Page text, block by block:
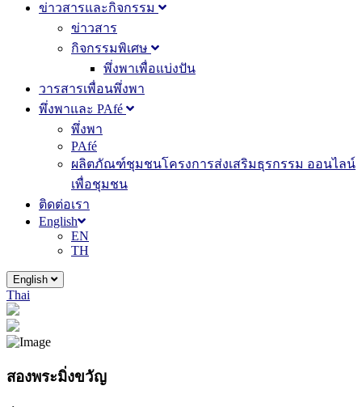
ข่าวสารและกิจกรรม
ข่าวสาร
กิจกรรมพิเศษ
พึ่งพาเพื่อแบ่งปัน
วารสารเพื่อนพึ่งพา
พึ่งพาและ PAfé
พึ่งพา
PAfé
ผลิตภัณฑ์ชุมชนโครงการส่งเสริมธุรกรรม ออนไลน์
เพื่อชุมชน
ติดต่อเรา
English
EN
TH
English
Thai
สองพระมิ่งขวัญ